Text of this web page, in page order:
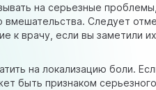
на серьезные
вмешательства. Следует
к врачу, если вы заметили
на локализацию боли.
быть признаком